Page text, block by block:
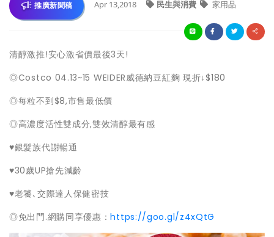
推廣新聞稿 Apr 13,2018 民生與消費 家用品
清醇激推!安心激省價最後3天!
◎Costco 04.13~15 WEIDER威德納豆紅麴 現折↓$180
◎每粒不到$8,市售最低價
◎高濃度活性雙成分,雙效清醇最有感
♥銀髮族代謝暢通
♥30歲UP搶先減齡
♥老饕､交際達人保健密技
◎免出門.網購同享優惠：https://goo.gl/z4xQtG